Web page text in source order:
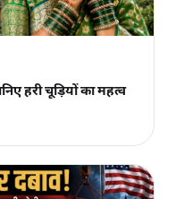
हरी चूड़ियों का महत्व